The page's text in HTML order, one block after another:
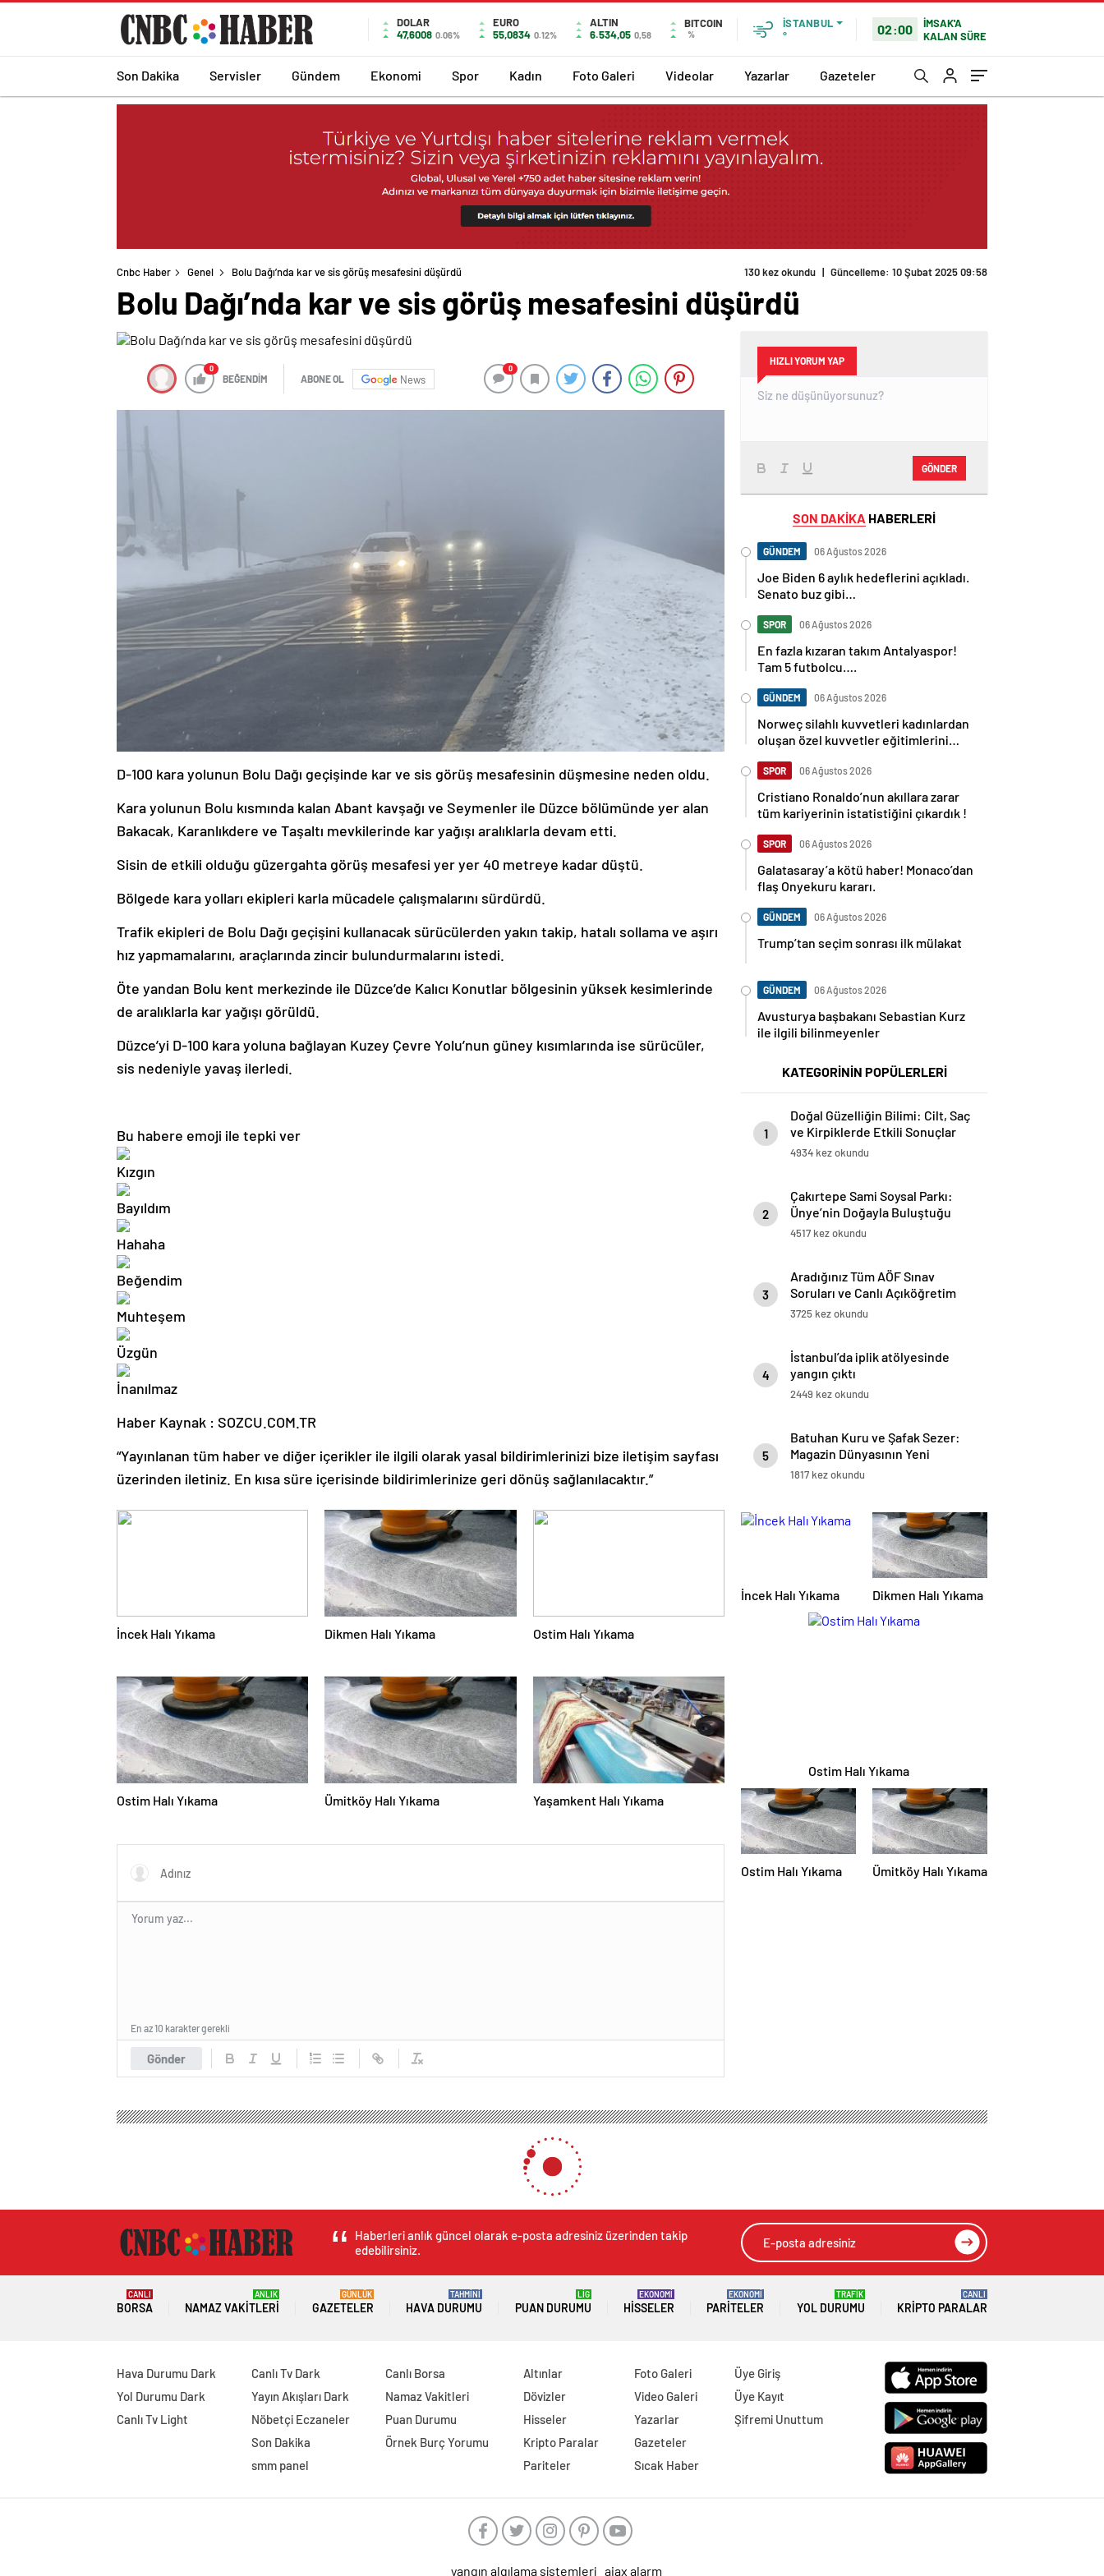
DOLAR
47,6008 0.06%
EURO
55,0834 0.12%
ALTIN
6.534,05 0,58
BITCOIN
%
İSTANBUL
°
02:00
İMSAK'A
KALAN SÜRE
Son Dakika Servisler Gündem Ekonomi Spor Kadın Foto Galeri Videolar Yazarlar Gazeteler
Cnbc Haber Genel Bolu Dağı’nda kar ve sis görüş mesafesini düşürdü 130 kez okundu | Güncelleme: 10 Şubat 2025 09:58
Bolu Dağı’nda kar ve sis görüş mesafesini düşürdü
0
BEĞENDİM ABONE OL News
0
D-100 kara yolunun Bolu Dağı geçişinde kar ve sis görüş mesafesinin düşmesine neden oldu.
Kara yolunun Bolu kısmında kalan Abant kavşağı ve Seymenler ile Düzce bölümünde yer alan
Bakacak, Karanlıkdere ve Taşaltı mevkilerinde kar yağışı aralıklarla devam etti.
Sisin de etkili olduğu güzergahta görüş mesafesi yer yer 40 metreye kadar düştü.
Bölgede kara yolları ekipleri karla mücadele çalışmalarını sürdürdü.
Trafik ekipleri de Bolu Dağı geçişini kullanacak sürücülerden yakın takip, hatalı sollama ve aşırı
hız yapmamalarını, araçlarında zincir bulundurmalarını istedi.
Öte yandan Bolu kent merkezinde ile Düzce’de Kalıcı Konutlar bölgesinin yüksek kesimlerinde
de aralıklarla kar yağışı görüldü.
Düzce’yi D-100 kara yoluna bağlayan Kuzey Çevre Yolu’nun güney kısımlarında ise sürücüler,
sis nedeniyle yavaş ilerledi.
Bu habere emoji ile tepki ver
Haber Kaynak : SOZCU.COM.TR
“Yayınlanan tüm haber ve diğer içerikler ile ilgili olarak yasal bildirimlerinizi bize iletişim sayfası
üzerinden iletiniz. En kısa süre içerisinde bildirimlerinize geri dönüş sağlanılacaktır.”
İncek Halı Yıkama Dikmen Halı Yıkama Ostim Halı Yıkama
Ostim Halı Yıkama Ümitköy Halı Yıkama Yaşamkent Halı Yıkama
Gönder
En az 10 karakter gerekli
HIZLI YORUM YAP
GÖNDER
SON DAKİKA HABERLERİ
GÜNDEM 06 Ağustos 2026
Joe Biden 6 aylık hedeflerini açıkladı.
Senato buz gibi…
SPOR 06 Ağustos 2026
En fazla kızaran takım Antalyaspor!
Tam 5 futbolcu….
GÜNDEM 06 Ağustos 2026
Norweç silahlı kuvvetleri kadınlardan
oluşan özel kuvvetler eğitimlerini
SPOR 06 Ağustos 2026
Cristiano Ronaldo’nun akıllara zarar
tüm kariyerinin istatistiğini çıkardık !
SPOR 06 Ağustos 2026
Galatasaray’a kötü haber! Monaco’dan
flaş Onyekuru kararı.
GÜNDEM 06 Ağustos 2026
Trump’tan seçim sonrası ilk mülakat
GÜNDEM 06 Ağustos 2026
Avusturya başbakanı Sebastian Kurz
ile ilgili bilinmeyenler
KATEGORİNİN POPÜLERLERİ
1
Doğal Güzelliğin Bilimi: Cilt, Saç
ve Kirpiklerde Etkili Sonuçlar
4934 kez okundu
2
Çakırtepe Sami Soysal Parkı:
Ünye’nin Doğayla Buluştuğu
Eşsiz Seyir Terası
4517 kez okundu
3
Aradığınız Tüm AÖF Sınav
Soruları ve Canlı Açıköğretim
Forumu Burada
3725 kez okundu
4
İstanbul’da iplik atölyesinde
yangın çıktı
2449 kez okundu
5
Batuhan Kuru ve Şafak Sezer:
Magazin Dünyasının Yeni
“Dynamic Duo”su!
1817 kez okundu
İncek Halı Yıkama Dikmen Halı Yıkama
Ostim Halı Yıkama
Ostim Halı Yıkama Ümitköy Halı Yıkama
Haberleri anlık güncel olarak e-posta adresiniz üzerinden takip
edebilirsiniz.
BORSA
CANLI
NAMAZ VAKITLERI
ANLIK
GAZETELER
GÜNLÜK
HAVA DURUMU
TAHMİNİ
PUAN DURUMU
LİG
HISSELER
EKONOMİ
PARITELER
EKONOMİ
YOL DURUMU
TRAFİK
KRIPTO PARALAR
CANLI
Hava Durumu Dark
Yol Durumu Dark
Canlı Tv Light
Canlı Tv Dark
Yayın Akışları Dark
Nöbetçi Eczaneler
Son Dakika
smm panel
Canlı Borsa
Namaz Vakitleri
Puan Durumu
Örnek Burç Yorumu
Altınlar
Dövizler
Hisseler
Kripto Paralar
Pariteler
Foto Galeri
Video Galeri
Yazarlar
Gazeteler
Sıcak Haber
Üye Giriş
Üye Kayıt
Şifremi Unuttum
yangın algılama sistemleri ajax alarm